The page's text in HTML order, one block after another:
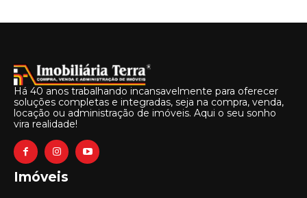
Há 40 anos trabalhando incansavelmente para oferecer
soluções completas e integradas, seja na compra, venda,
locação ou administração de imóveis. Aqui o seu sonho
vira realidade!
Imóveis